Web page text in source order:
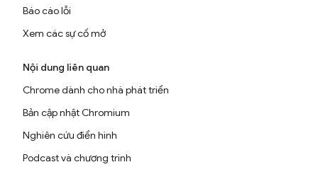
Báo cáo lỗi
Xem các sự cố mở
Nội dung liên quan
Chrome dành cho nhà phát triển
Bản cập nhật Chromium
Nghiên cứu điển hình
Podcast và chương trình